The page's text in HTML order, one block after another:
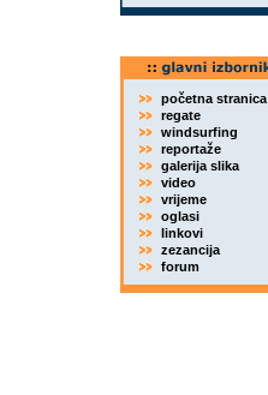
početna stranica
regate
windsurfing
reportaže
galerija slika
video
vrijeme
oglasi
linkovi
zezancija
forum